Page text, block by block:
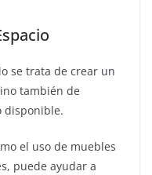
se trata de crear un
también de
disponible.
el uso de muebles
puede ayudar a